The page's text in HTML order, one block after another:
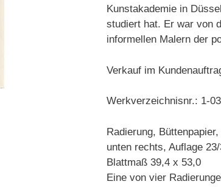
Kunstakademie in
studiert hat. Er war von
informellen Malern der
Verkauf im
Werkverzeichnisnr.: 1-
Radierung,
unten rechts, Auflage
Blattmaß 39,4 x 53,0
Eine von vier